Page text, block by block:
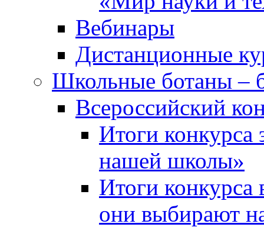
Вебинары
Дистанционные
Школьные ботаны –
Всероссийский
Итоги
нашей школы»
Итоги конкурса
они выбирают